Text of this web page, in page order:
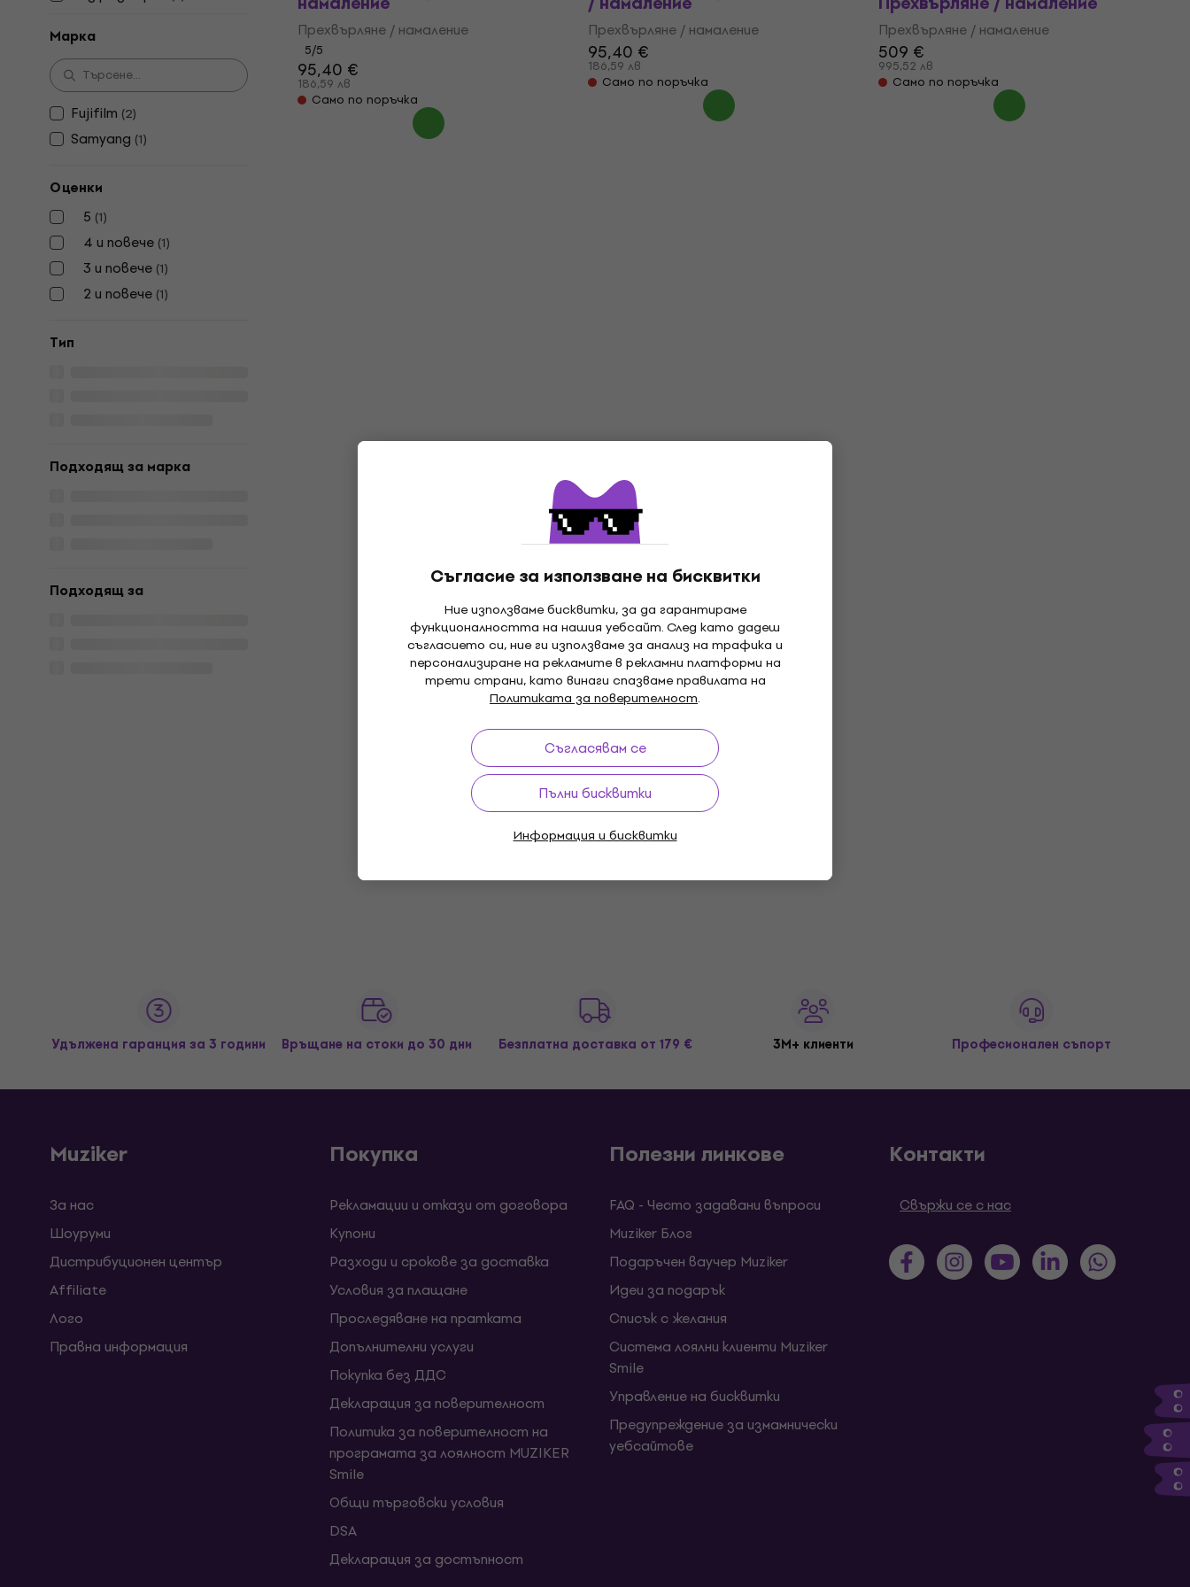
Съгласие за използване на бисквитки
Ние използваме бисквитки, за да гарантираме
функционалността на нашия уебсайт. След като дадеш
съгласието си, ние ги използваме за анализ на трафика и
персонализиране на рекламите в рекламни платформи на
трети страни, като винаги спазваме правилата на
Политиката за поверителност.
Съгласявам се
Пълни бисквитки
Информация и бисквитки
Марка
Fujifilm (2)
Samyang (1)
Оценки
5 (1)
4 и повече (1)
3 и повече (1)
2 и повече (1)
Tип
Подходящ за марка
Подходящ за
Прехвърляне / намаление
5/5
95,40 €
186,59 лв
Само по поръчка
Прехвърляне / намаление
95,40 €
186,59 лв
Само по поръчка
Прехвърляне / намаление
509 €
995,52 лв
Само по поръчка
Удължена гаранция за 3 години Връщане на стоки до 30 дни Безплатна доставка от 179 € 3M+ клиенти Професионален съпорт
Muziker
За нас
Шоуруми
Дистрибуционен център
Affiliate
Лого
Правна информация
Покупка
Рекламации и откази от договора
Kупони
Разходи и срокове за доставка
Условия за плащане
Проследяване на пратката
Допълнителни услуги
Покупка без ДДС
Декларация за поверителност
Политика за поверителност на
програмата за лоялност MUZIKER
Smile
Общи търговски условия
DSA
Декларация за достъпност
Полезни линкове
FAQ - Често задавани въпроси
Muziker Блог
Подаръчен ваучер Muziker
Идеи за подарък
Списък с желания
Система лоялни клиенти Muziker
Smile
Управление на бисквитки
Предупреждение за измамнически
уебсайтове
Контакти
Свържи се с нас